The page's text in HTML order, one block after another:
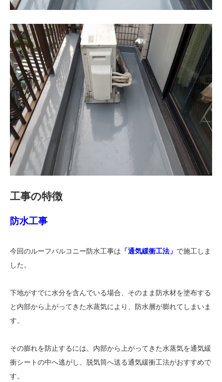
工事の特徴
防水工事
今回のルーフバルコニー防水工事は 「通気緩衝工法」 で施工しま
した。
下地がすでに水分を含んでいる場合、そのまま防水材を塗布する
と内部から上がってきた水蒸気により、防水層が膨れてしまいま
す。
その膨れを防止するには、内部から上がってきた水蒸気を通気緩
衝シートの中へ逃がし、脱気筒へ送る通気緩衝工法がおすすめで
す。